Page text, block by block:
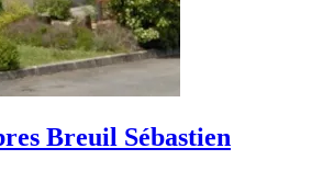
Breuil Sébastien